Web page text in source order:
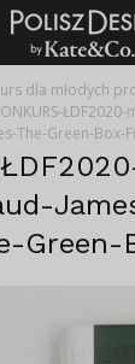
dla młodych
The-Green-Box-
Green-